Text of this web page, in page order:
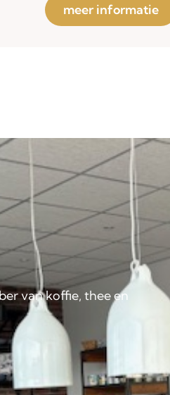
meer informatie
van koffie, thee en